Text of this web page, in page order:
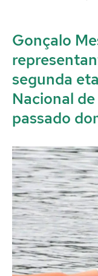
Gonçalo
segunda
Nacional
passado